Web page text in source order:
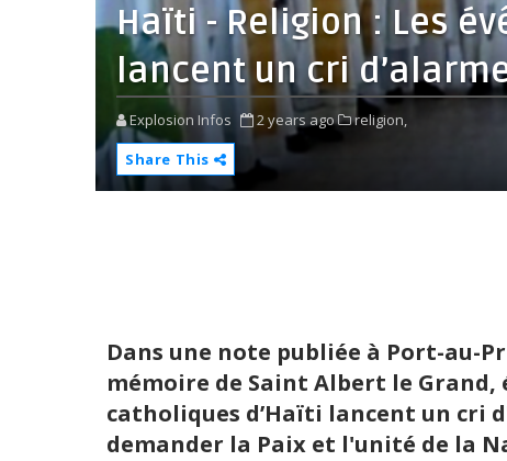
Haïti - Religion : Les
lancent un cri
Explosion Infos 2 years ago
religion,
Share This
Dans une note publiée à Port-au-
mémoire de Saint Albert le Grand,
catholiques d’Haïti lancent un cri
demander la Paix et l'unité de la